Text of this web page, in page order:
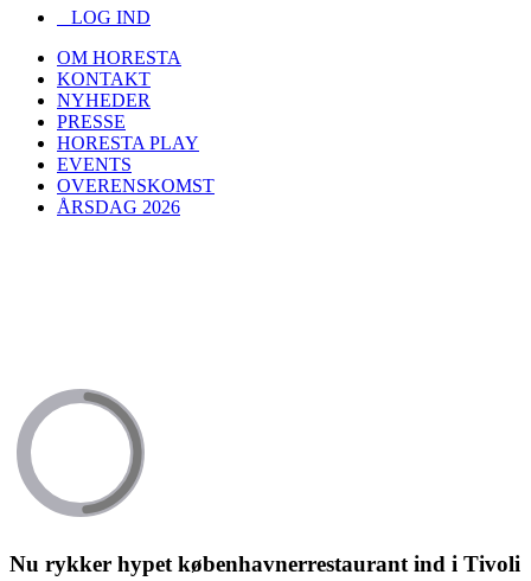
LOG IND
OM HORESTA
KONTAKT
NYHEDER
PRESSE
HORESTA PLAY
EVENTS
OVERENSKOMST
ÅRSDAG 2026
Nu rykker hypet københavnerrestaurant ind i Tivoli